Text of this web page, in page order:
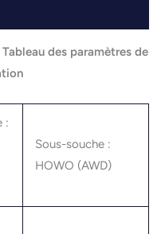
des paramètres de
:
Sous-souche :
HOWO (AWD)